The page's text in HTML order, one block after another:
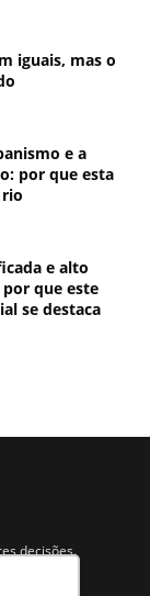
iguais, mas o
e a
por que esta
e alto
que este
se destaca
decisões.